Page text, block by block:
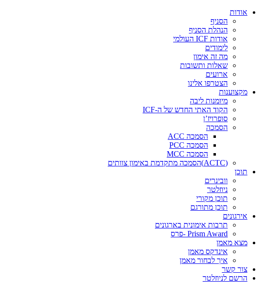
אודות
הסניף
הנהלת הסניף
אודות ICF העולמי
לימודים
מה זה אימון
שאלות ותשובות
ארועים
הצטרפו אלינו
מקצוענות
מיומנות ליבה
הקוד האתי החדש של ה-ICF
סופרויז’ן
הסמכה
הסמכה ACC
הסמכה PCC
הסמכה MCC
(ACTC)הסמכה מתקדמת באימון צוותים
תוכן
וובינרים
ניוזלטר
תוכן מקורי
תוכן מתורגם
אירגונים
תרבות אימונית בארגונים
Prism Award -פרס
מצא מאמן
אינדקס מאמן
איך לבחור מאמן
צור קשר
הרשם לניוזלטר